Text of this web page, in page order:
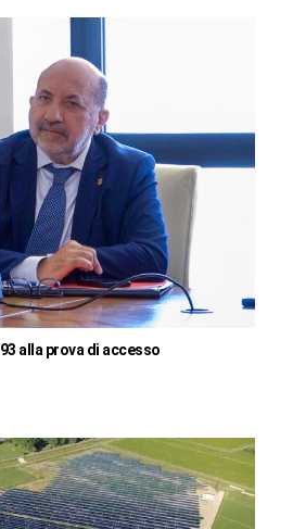
alla prova di accesso